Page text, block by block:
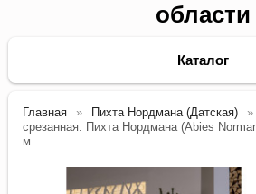
области
Каталог
Главная Пихта Нордмана (Датская)
срезанная. Пихта Нордмана (Abies
м